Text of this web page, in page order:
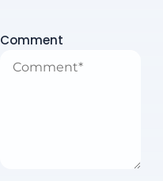
Comment